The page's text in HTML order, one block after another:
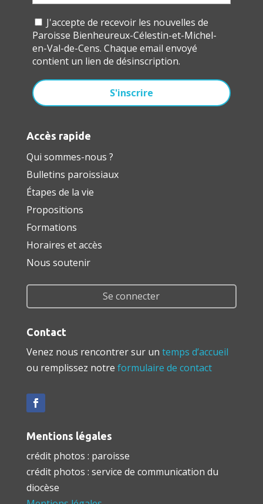
J'accepte de recevoir les nouvelles de
Paroisse Bienheureux-Célestin-et-Michel-
en-Val-de-Cens. Chaque email envoyé
contient un lien de désinscription.
Accès rapide
Qui sommes-nous ?
Bulletins paroissiaux
Étapes de la vie
Propositions
Formations
Horaires et accès
Nous soutenir
Se connecter
Contact
Venez nous rencontrer sur un temps d’accueil
ou remplissez notre formulaire de contact
Mentions légales
crédit photos : paroisse
crédit photos : service de communication du
diocèse